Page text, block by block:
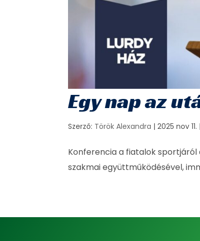
Egy nap az
Szerző: Török Alexandra |2025 nov 11.
Konferencia a fiatalok sportjáról
szakmai együttműködésével,